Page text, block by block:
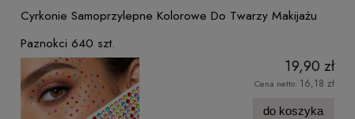
Cyrkonie Samoprzylepne Kolorowe Do Twarzy Makijażu
Paznokci 640 szt.
19,90 zł
Cena netto: 16,18 zł
do koszyka